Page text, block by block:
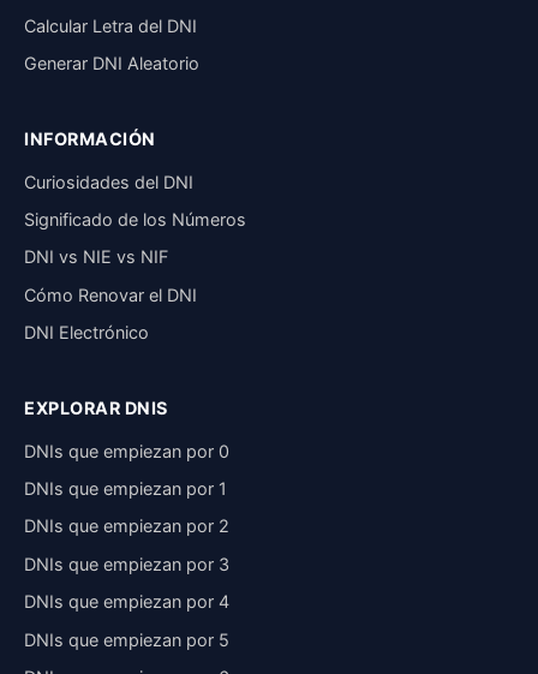
Calcular Letra del DNI
Generar DNI Aleatorio
INFORMACIÓN
Curiosidades del DNI
Significado de los Números
DNI vs NIE vs NIF
Cómo Renovar el DNI
DNI Electrónico
EXPLORAR DNIS
DNIs que empiezan por 0
DNIs que empiezan por 1
DNIs que empiezan por 2
DNIs que empiezan por 3
DNIs que empiezan por 4
DNIs que empiezan por 5